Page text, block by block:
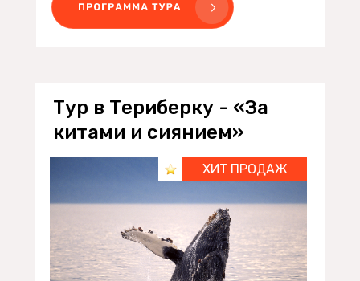
Тур в Териберку - «За
китами и сиянием»
ХИТ ПРОДАЖ